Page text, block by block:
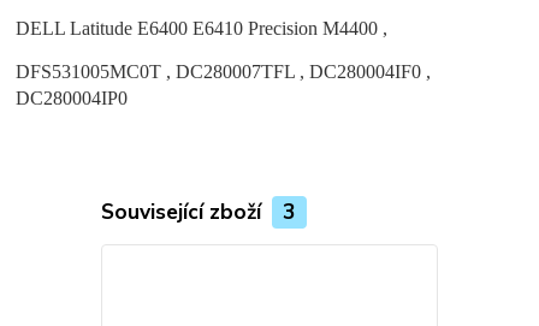
DELL Latitude E6400 E6410 Precision M4400 ,
DFS531005MC0T , DC280007TFL , DC280004IF0 ,
DC280004IP0
Související zboží 3